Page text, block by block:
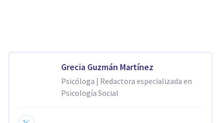
Grecia Guzmán Martínez
Psicóloga | Redactora especializada en
Psicología Social